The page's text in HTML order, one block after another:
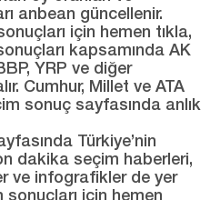
anbean güncellenir.
için hemen tıkla,
kapsamında AK
YRP ve diğer
Cumhur, Millet ve ATA
sonuç sayfasında anlık
Türkiye’nin
dakika seçim haberleri,
ve infografikler de yer
sonuçları için hemen